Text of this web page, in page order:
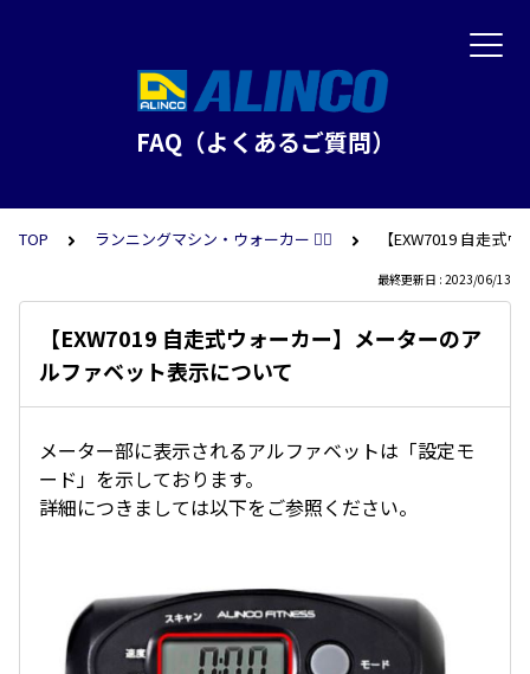
FAQ（よくあるご質問）
TOP ランニングマシン・ウォーカー 🏃‍♀️ 【EXW7019 自走式
最終更新日 : 2023/06/13
【EXW7019 自走式ウォーカー】メーターのア
ルファベット表示について
メーター部に表示されるアルファベットは「設定モ
ード」を示しております。
詳細につきましては以下をご参照ください。